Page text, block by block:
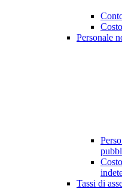
Personale
Tassi di